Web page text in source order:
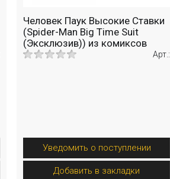
Человек Паук Высокие Ставки
(Spider-Man Big Time Suit
(Эксклюзив)) из комиксов
Марвел
Арт.:
Уведомить о поступлении
Добавить в закладки